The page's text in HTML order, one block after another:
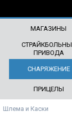
МАГАЗИНЫ
ПРИВОДА
СНАРЯЖЕНИЕ
ПРИЦЕЛЫ
Шлема и Каски